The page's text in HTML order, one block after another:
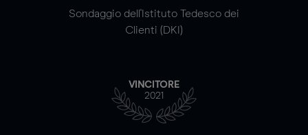
Sondaggio dell'Istituto Tedesco dei
Clienti (DKI)
VINCITORE
2021